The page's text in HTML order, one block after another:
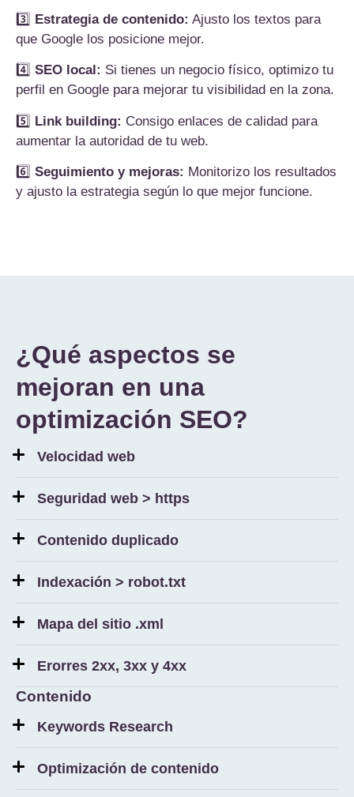
3️⃣ Estrategia de contenido: Ajusto los textos para
que Google los posicione mejor.
4️⃣ SEO local: Si tienes un negocio físico, optimizo tu
perfil en Google para mejorar tu visibilidad en la zona.
5️⃣ Link building: Consigo enlaces de calidad para
aumentar la autoridad de tu web.
6️⃣ Seguimiento y mejoras: Monitorizo los resultados
y ajusto la estrategia según lo que mejor funcione.
¿Qué aspectos se
mejoran en una
optimización SEO?
Velocidad web
Seguridad web > https
Contenido duplicado
Indexación > robot.txt
Mapa del sitio .xml
Erorres 2xx, 3xx y 4xx
Contenido
Keywords Research
Optimización de contenido